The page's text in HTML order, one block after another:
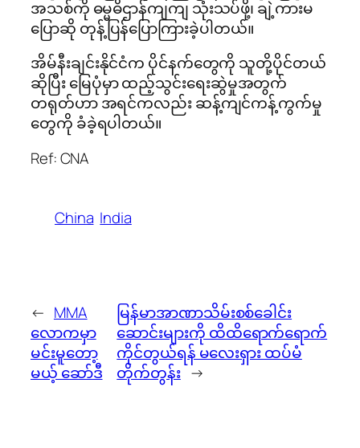
အသစ်ကို ဓမ္မဓိဌာန်ကျကျ သုံးသပ်ဖို့၊ ချဲ့ကားမ
ပြောဆို တုန့်ပြန်ပြောကြားခဲ့ပါတယ်။
အိမ်နီးချင်းနိုင်ငံက ပိုင်နက်တွေကို သူတို့ပိုင်တယ်
ဆိုပြီး မြေပုံမှာ ထည့်သွင်းရေးဆွဲမှုအတွက်
တရုတ်ဟာ အရင်ကလည်း ဆန့်ကျင်ကန့်ကွက်မှု
တွေကို ခံခဲ့ရပါတယ်။
Ref: CNA
China India
← MMA
လောကမှာ
မင်းမူတော့
မယ့် ဆော်ဒီ
မြန်မာအာဏာသိမ်းစစ်ခေါင်း
ဆောင်းများကို ထိထိရောက်ရောက်
ကိုင်တွယ်ရန် မလေးရှား ထပ်မံ
တိုက်တွန်း →